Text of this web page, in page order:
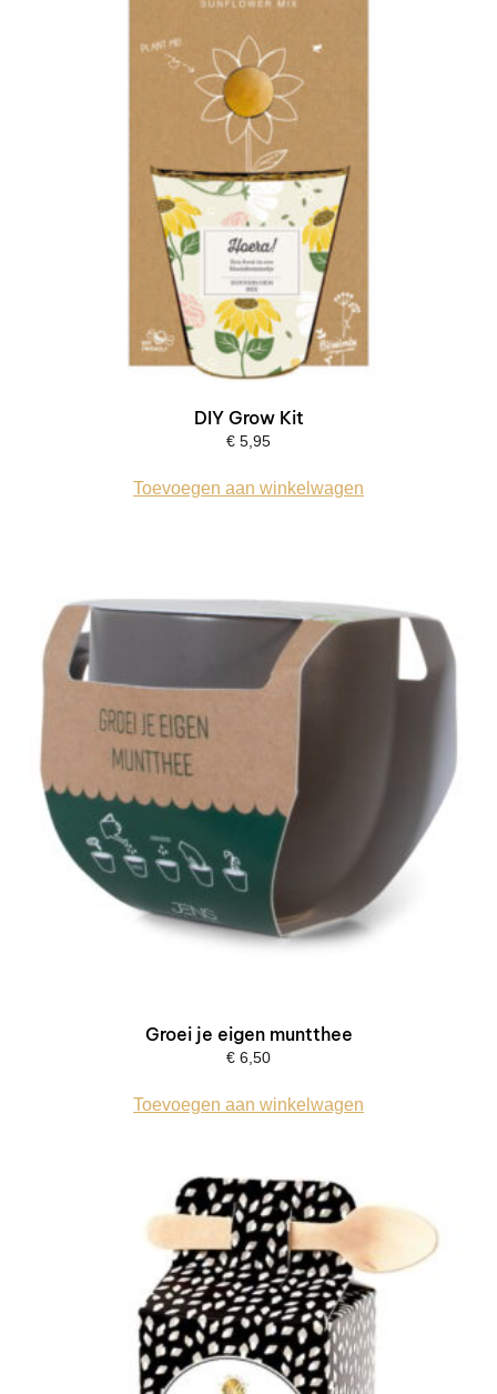
DIY Grow Kit
€ 5,95
Toevoegen aan winkelwagen
Groei je eigen muntthee
€ 6,50
Toevoegen aan winkelwagen